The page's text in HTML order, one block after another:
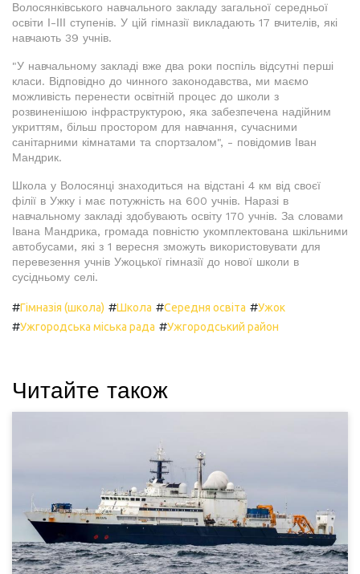
Волосянківського навчального закладу загальної середньої
освіти І-ІІІ ступенів. У цій гімназії викладають 17 вчителів, які
навчають 39 учнів.
"У навчальному закладі вже два роки поспіль відсутні перші
класи. Відповідно до чинного законодавства, ми маємо
можливість перенести освітній процес до школи з
розвиненішою інфраструктурою, яка забезпечена надійним
укриттям, більш простором для навчання, сучасними
санітарними кімнатами та спортзалом", - повідомив Іван
Мандрик.
Школа у Волосянці знаходиться на відстані 4 км від своєї
філії в Ужку і має потужність на 600 учнів. Наразі в
навчальному закладі здобувають освіту 170 учнів. За словами
Івана Мандрика, громада повністю укомплектована шкільними
автобусами, які з 1 вересня зможуть використовувати для
перевезення учнів Ужоцької гімназії до нової школи в
сусідньому селі.
#Гімназія (школа) #Школа #Середня освіта #Ужок
#Ужгородська міська рада #Ужгородський район
Читайте також